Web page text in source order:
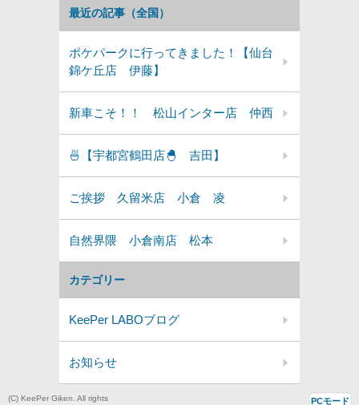
カテゴリー
KeePer LABOブログ
お知らせ
最近の記事（全国）
ポケパークに行ってきました！【仙台
錦ケ丘店 伊藤】
新車こそ！！ 松山インター店 仲西
🍜【宇都宮鶴田店🐣 吉田】
ご挨拶 久留米店 小倉 凌
自然界隈 小倉南店 松本
(C) KeePer Giken. All rights PCモード